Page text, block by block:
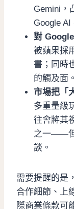
Gemini，
Google AI
對
被蘋果採
書；同時
的觸及面。
市場把「
多重量級
往會將其
之一——但
談。
需要提醒的是
合作細節、上
際商業條款可